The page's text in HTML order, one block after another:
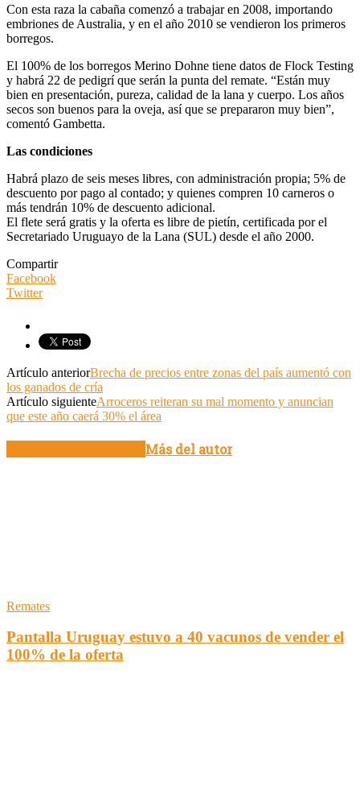
Con esta raza la cabaña comenzó a trabajar en 2008, importando
embriones de Australia, y en el año 2010 se vendieron los primeros
borregos.
El 100% de los borregos Merino Dohne tiene datos de Flock Testing
y habrá 22 de pedigrí que serán la punta del remate. “Están muy
bien en presentación, pureza, calidad de la lana y cuerpo. Los años
secos son buenos para la oveja, así que se prepararon muy bien”,
comentó Gambetta.
Las condiciones
Habrá plazo de seis meses libres, con administración propia; 5% de
descuento por pago al contado; y quienes compren 10 carneros o
más tendrán 10% de descuento adicional.
El flete será gratis y la oferta es libre de pietín, certificada por el
Secretariado Uruguayo de la Lana (SUL) desde el año 2000.
Compartir
Facebook
Twitter
Artículo anteriorBrecha de precios entre zonas del país aumentó con
los ganados de cría
Artículo siguienteArroceros reiteran su mal momento y anuncian
que este año caerá 30% el área
Más del autor
Remates
Pantalla Uruguay estuvo a 40 vacunos de vender el
100% de la oferta